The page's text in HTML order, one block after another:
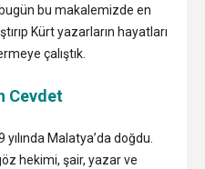
bu makalemizde en
Kürt yazarların hayatları
çalıştık.
Cevdet
yılında Malatya’da doğdu.
hekimi, şair, yazar ve